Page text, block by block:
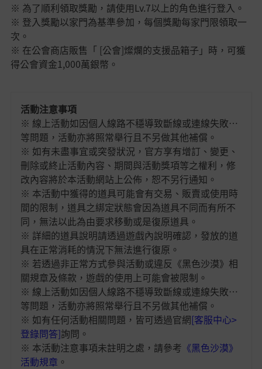
※ 為了順利領取獎勵，請使用Lv.7以上的角色進行登入。
※ 登入獎勵以家門為基準參加，每個獎勵每家門限領取一
次。
※ 在公會商店販售「 [公會]燦爛的支援品箱子」時，可獲
得公會資金1,000萬銀幣。
活動注意事項
※ 線上活動如因個人線路不穩導致斷線或連線失敗…
等問題，活動亦將照常舉行且不另做其他補償。
※ 如有未盡事宜或突發狀況，官方享有增訂、變更、
刪除或終止活動內容、期間與活動獎項等之權利，修
改內容將於本活動網站上公佈，恕不另行通知。
※ 本活動中獲得的道具可能會有交易、販賣或使用時
間的限制，道具之綁定狀態會因為道具不同而有所不
同，無法以此為由要求移動或是復原道具。
※ 詳細的道具說明請透過遊戲內說明確認，發放的道
具在正常消耗的情況下無法進行復原。
※ 若透過非正常方式參與活動或違反《黑色沙漠》相
關規章及條款，遊戲的使用上可能會被限制。
※ 線上活動如因個人線路不穩導致斷線或連線失敗…
等問題，活動亦將照常舉行且不另做其他補償。
※ 如有任何活動相關問題，皆可透過官網[客服中心>
登錄問答]詢問。
※ 本活動注意事項未註明之處，請參考 《黑色沙漠》
活動規章 。